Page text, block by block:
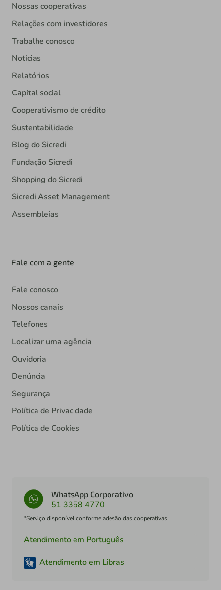
Nossas cooperativas
Relações com investidores
Trabalhe conosco
Notícias
Relatórios
Capital social
Cooperativismo de crédito
Sustentabilidade
Blog do Sicredi
Fundação Sicredi
Shopping do Sicredi
Sicredi Asset Management
Assembleias
Fale com a gente
Fale conosco
Nossos canais
Telefones
Localizar uma agência
Ouvidoria
Denúncia
Segurança
Política de Privacidade
Política de Cookies
WhatsApp Corporativo
51 3358 4770
*Serviço disponível conforme adesão das cooperativas
Atendimento em Português
Atendimento em Libras